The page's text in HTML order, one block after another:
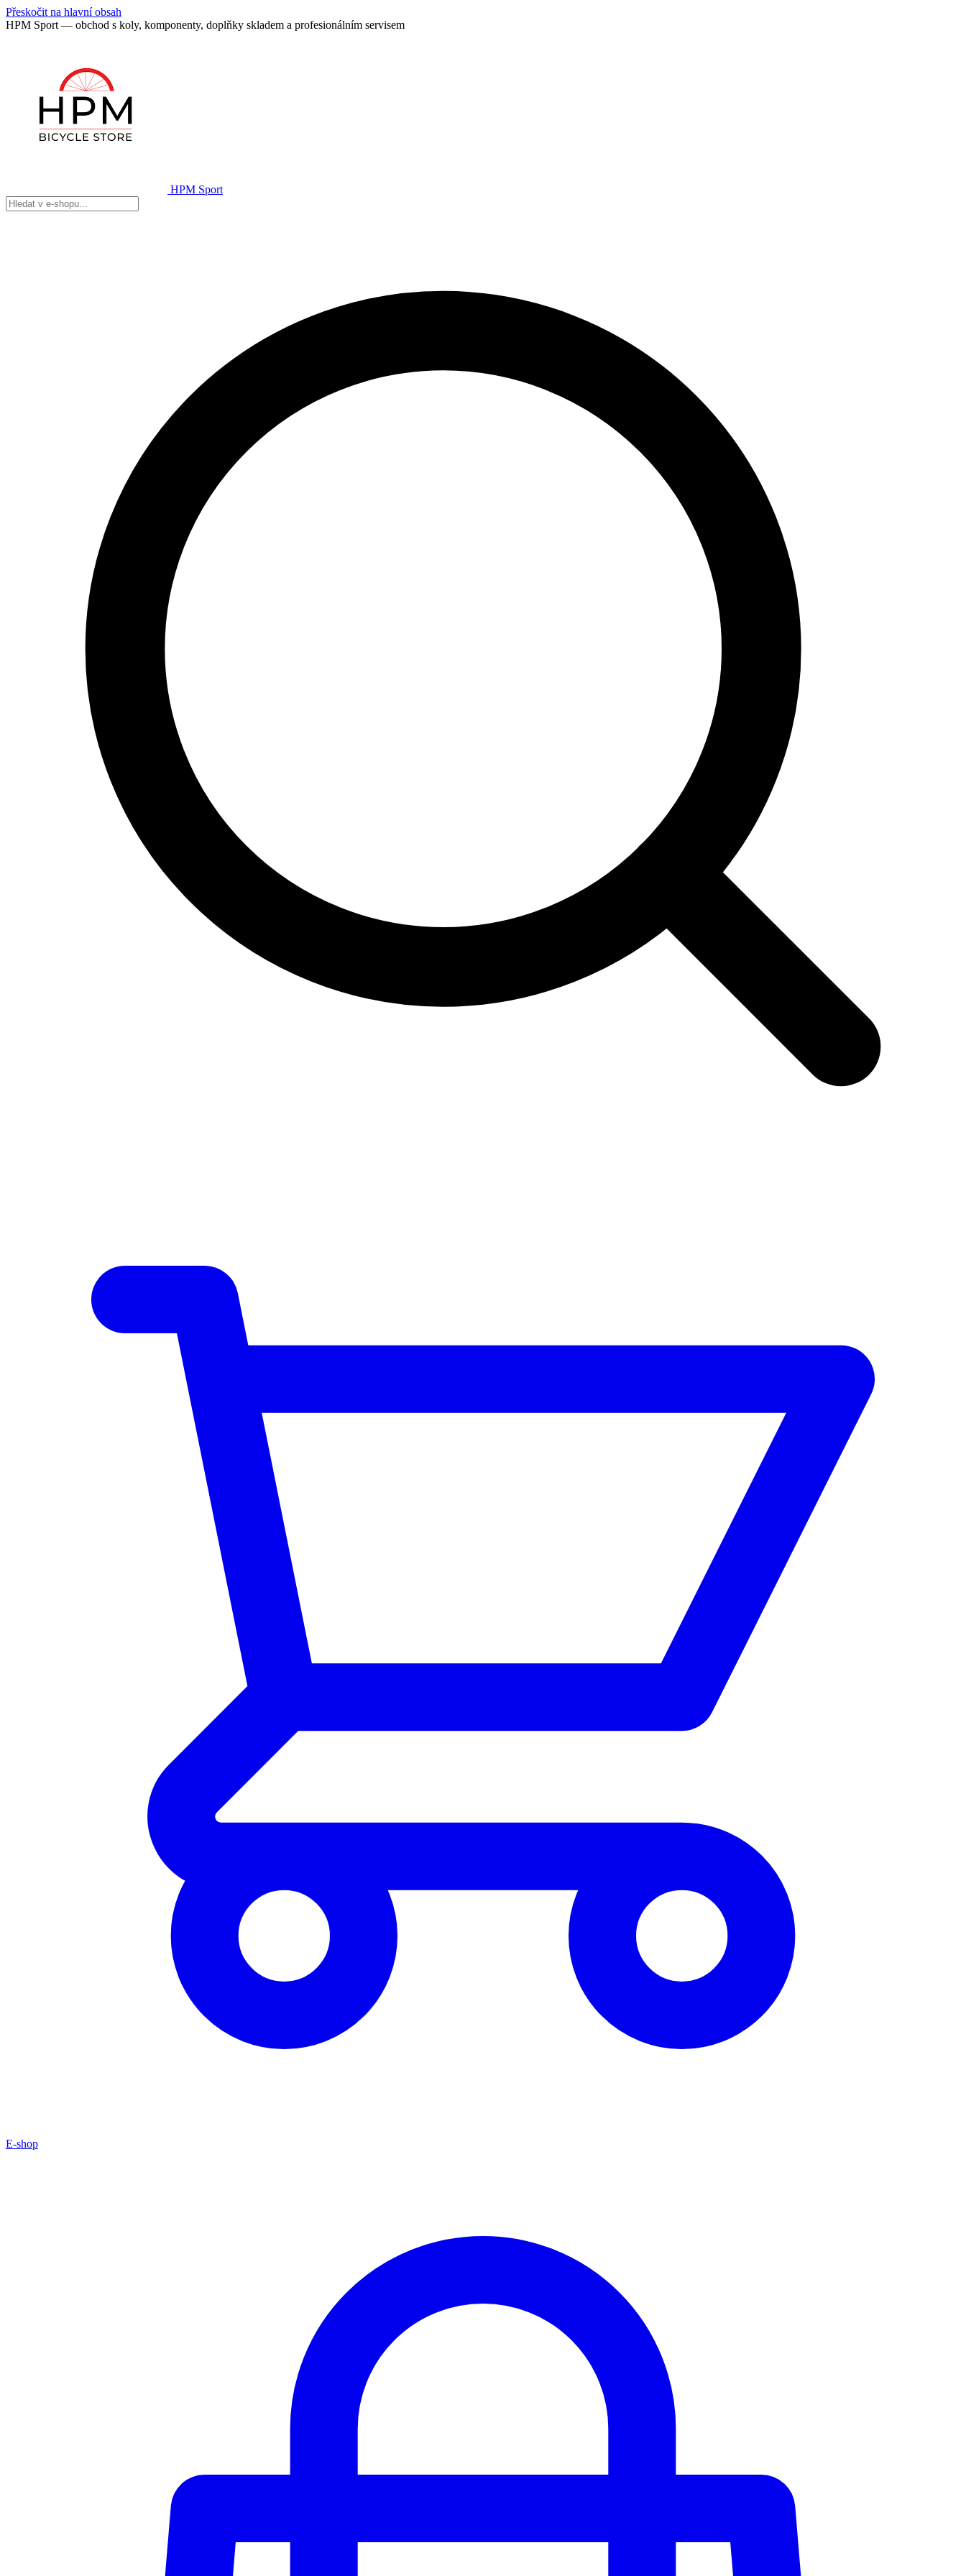
Přeskočit na hlavní obsah
HPM Sport — obchod s koly, komponenty, doplňky skladem a profesionálním servisem
HPM Sport
E-shop